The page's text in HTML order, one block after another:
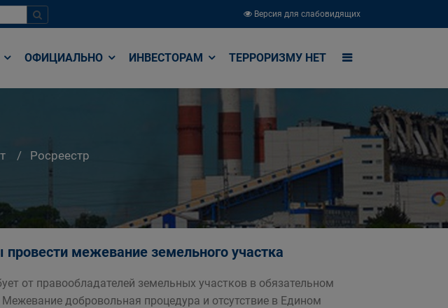
Версия для слабовидящих
ОФИЦИАЛЬНО ИНВЕСТОРАМ ТЕРРОРИЗМУ НЕТ
Росреестр
межевание земельного участка
от правообладателей земельных участков в обязательном
добровольная процедура и отсутствие в Едином